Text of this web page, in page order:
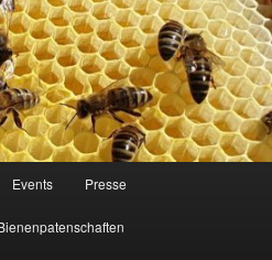
Events Presse